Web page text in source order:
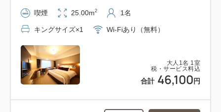
大人 1名 1室
税・サービス料込
合計 46,100 円
喫煙 25.00m2 1名
キングサイズ×1 Wi-Fiあり（無料）